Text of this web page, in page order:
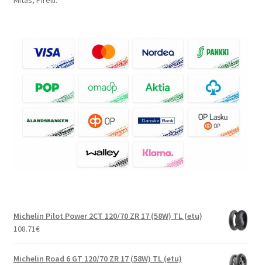
Michelin Pilot Power 2CT 120/70 ZR 17 (58W) TL (etu)
108.71€
Michelin Road 6 GT 120/70 ZR 17 (58W) TL (etu)